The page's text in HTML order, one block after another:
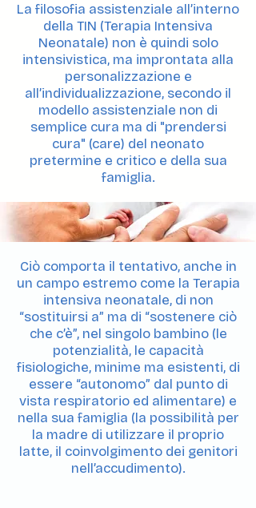
La filosofia assistenziale all’interno
della TIN (Terapia Intensiva
Neonatale) non è quindi solo
intensivistica, ma improntata alla
personalizzazione e
all’individualizzazione, secondo il
modello assistenziale non di
semplice cura ma di "prendersi
cura" (care) del neonato
pretermine e critico e della sua
famiglia.
Ciò comporta il tentativo, anche in
un campo estremo come la Terapia
intensiva neonatale, di non
“sostituirsi a” ma di “sostenere ciò
che c’è”, nel singolo bambino (le
potenzialità, le capacità
fisiologiche, minime ma esistenti, di
essere “autonomo” dal punto di
vista respiratorio ed alimentare) e
nella sua famiglia (la possibilità per
la madre di utilizzare il proprio
latte, il coinvolgimento dei genitori
nell’accudimento).